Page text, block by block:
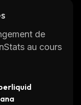
de
au cours